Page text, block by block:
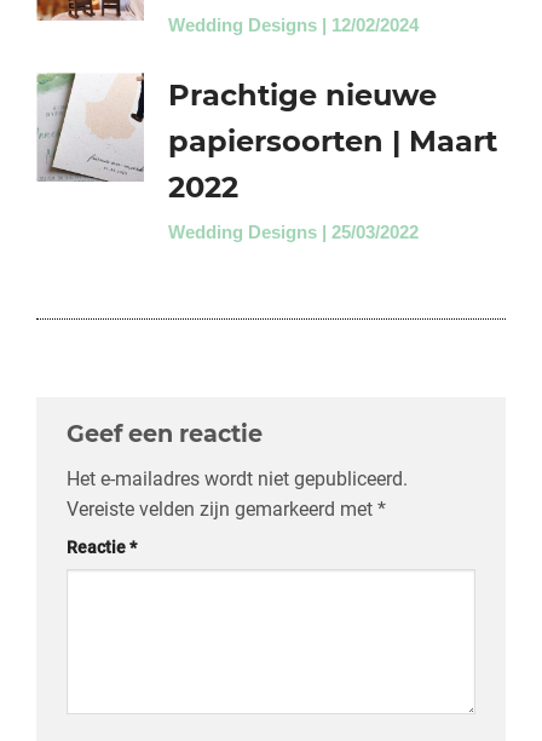
Wedding Designs 12/02/2024
Prachtige nieuwe
papiersoorten | Maart
2022
Wedding Designs 25/03/2022
Geef een reactie
Het e-mailadres wordt niet gepubliceerd.
Vereiste velden zijn gemarkeerd met *
Reactie*